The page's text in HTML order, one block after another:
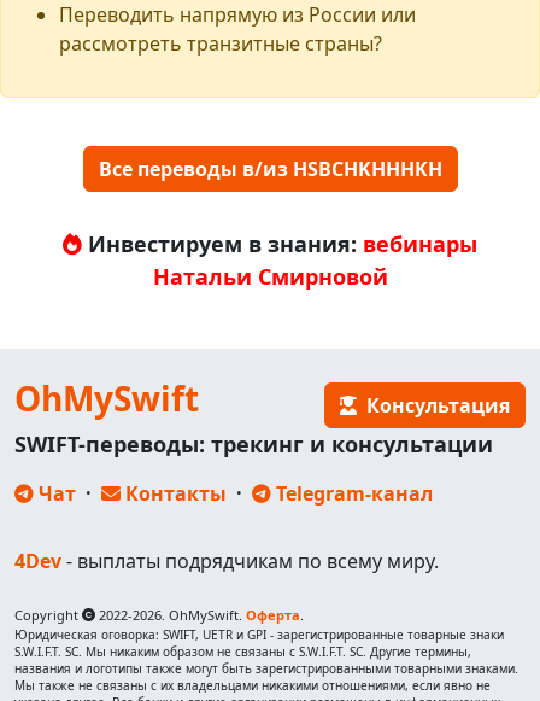
Переводить напрямую из России или
рассмотреть транзитные страны?
Все переводы в/из HSBCHKHHHKH
Инвестируем в знания: вебинары
Натальи Смирновой
OhMySwift Консультация
SWIFT-переводы: трекинг и консультации
Чат · Контакты · Telegram-канал
4Dev- выплаты подрядчикам по всему миру.
Copyright 2022-2026. OhMySwift. Оферта.
Юридическая оговорка: SWIFT, UETR и GPI - зарегистрированные товарные знаки
S.W.I.F.T. SC. Мы никаким образом не связаны с S.W.I.F.T. SC. Другие термины,
названия и логотипы также могут быть зарегистрированными товарными знаками.
Мы также не связаны с их владельцами никакими отношениями, если явно не